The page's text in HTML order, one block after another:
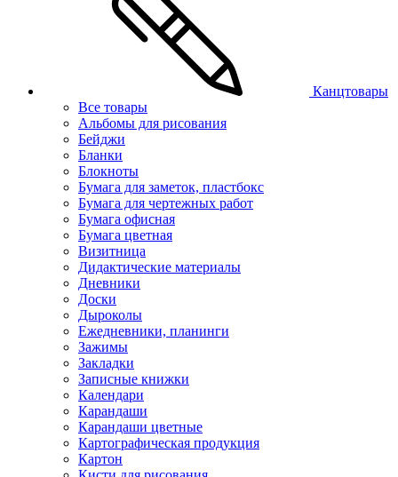
Канцтовары
Все товары
Альбомы для рисования
Бейджи
Бланки
Блокноты
Бумага для заметок, пластбокс
Бумага для чертежных работ
Бумага офисная
Бумага цветная
Визитница
Дидактические материалы
Дневники
Доски
Дыроколы
Ежедневники, планинги
Зажимы
Закладки
Записные книжки
Календари
Карандаши
Карандаши цветные
Картографическая продукция
Картон